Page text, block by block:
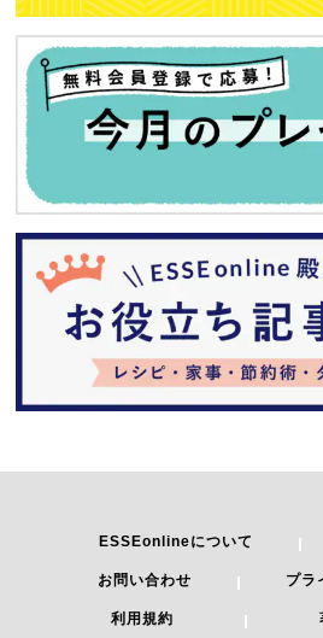
ESSEonlineについて
お問い合わせ プラ
利用規約